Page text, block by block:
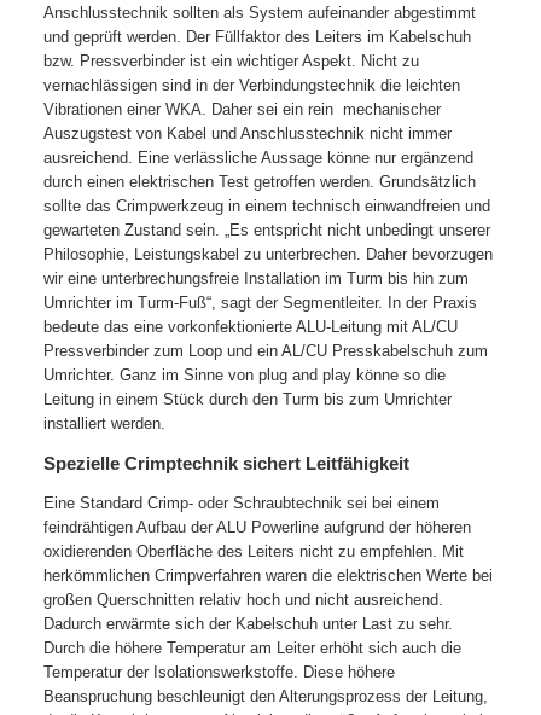
Anschlusstechnik sollten als System aufeinander abgestimmt
und geprüft werden. Der Füllfaktor des Leiters im Kabelschuh
bzw. Pressverbinder ist ein wichtiger Aspekt. Nicht zu
vernachlässigen sind in der Verbindungstechnik die leichten
Vibrationen einer WKA. Daher sei ein rein mechanischer
Auszugstest von Kabel und Anschlusstechnik nicht immer
ausreichend. Eine verlässliche Aussage könne nur ergänzend
durch einen elektrischen Test getroffen werden. Grundsätzlich
sollte das Crimpwerkzeug in einem technisch einwandfreien und
gewarteten Zustand sein. „Es entspricht nicht unbedingt unserer
Philosophie, Leistungskabel zu unterbrechen. Daher bevorzugen
wir eine unterbrechungsfreie Installation im Turm bis hin zum
Umrichter im Turm-Fuß“, sagt der Segmentleiter. In der Praxis
bedeute das eine vorkonfektionierte ALU-Leitung mit AL/CU
Pressverbinder zum Loop und ein AL/CU Presskabelschuh zum
Umrichter. Ganz im Sinne von plug and play könne so die
Leitung in einem Stück durch den Turm bis zum Umrichter
installiert werden.
Spezielle Crimptechnik sichert Leitfähigkeit
Eine Standard Crimp- oder Schraubtechnik sei bei einem
feindrähtigen Aufbau der ALU Powerline aufgrund der höheren
oxidierenden Oberfläche des Leiters nicht zu empfehlen. Mit
herkömmlichen Crimpverfahren waren die elektrischen Werte bei
großen Querschnitten relativ hoch und nicht ausreichend.
Dadurch erwärmte sich der Kabelschuh unter Last zu sehr.
Durch die höhere Temperatur am Leiter erhöht sich auch die
Temperatur der Isolationswerkstoffe. Diese höhere
Beanspruchung beschleunigt den Alterungsprozess der Leitung,